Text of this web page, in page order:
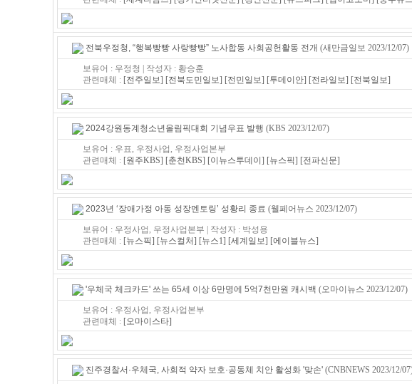
전북우정청, “행복빵빵 사랑빵빵” 노사합동 사회공헌활동 전개 (새만금일보 2023/12/07)
보유어 : 우정청 | 작성자 : 황승훈
관련매체 : [전주일보] [전북도민일보] [전민일보] [투데이안] [전라일보] [전북일보]
2024강원동계청소년올림픽대회 기념우표 발행 (KBS 2023/12/07)
보유어 : 우표, 우정사업, 우정사업본부
관련매체 : [원주KBS] [춘천KBS] [이뉴스투데이] [뉴스픽] [전파신문]
2023년 ‘장애가정 아동 성장멘토링’ 성황리 종료 (웰페어뉴스 2023/12/07)
보유어 : 우정사업, 우정사업본부 | 작성자 : 박성용
관련매체 : [뉴스픽] [뉴스컬처] [뉴스1] [세계일보] [에이블뉴스]
'우체국 체크카드' 쓰는 65세 이상 6만명에 5억7천만원 캐시백 (오마이뉴스 2023/12/07)
보유어 : 우정사업, 우정사업본부
관련매체 : [오마이스타]
진주경찰서·우체국, 사회적 약자 보호·공동체 치안 활성화 '맞손' (CNBNEWS 2023/12/